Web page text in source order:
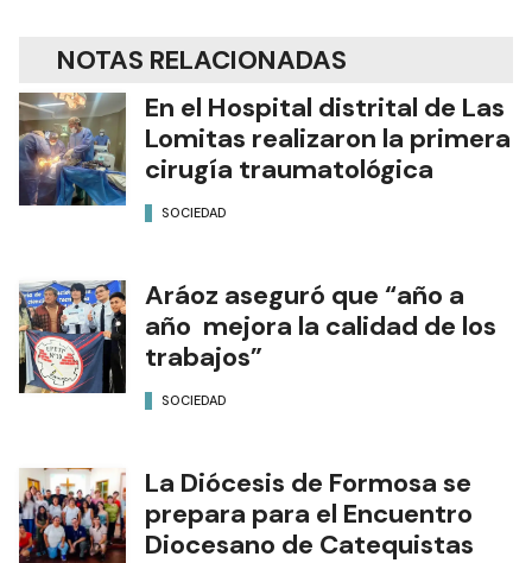
NOTAS RELACIONADAS
En el Hospital distrital de Las
Lomitas realizaron la primera
cirugía traumatológica
SOCIEDAD
Aráoz aseguró que “año a
año mejora la calidad de los
trabajos”
SOCIEDAD
La Diócesis de Formosa se
prepara para el Encuentro
Diocesano de Catequistas